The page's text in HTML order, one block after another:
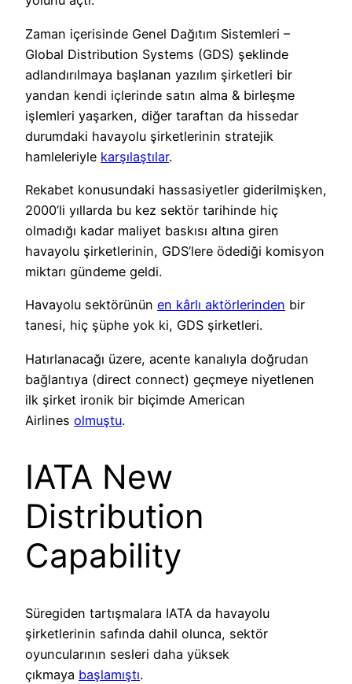
Zaman içerisinde Genel Dağıtım Sistemleri –
Global Distribution Systems (GDS) şeklinde
adlandırılmaya başlanan yazılım şirketleri bir
yandan kendi içlerinde satın alma & birleşme
işlemleri yaşarken, diğer taraftan da hissedar
durumdaki havayolu şirketlerinin stratejik
hamleleriyle karşılaştılar.
Rekabet konusundaki hassasiyetler giderilmişken,
2000’li yıllarda bu kez sektör tarihinde hiç
olmadığı kadar maliyet baskısı altına giren
havayolu şirketlerinin, GDS’lere ödediği komisyon
miktarı gündeme geldi.
Havayolu sektörünün en kârlı aktörlerinden bir
tanesi, hiç şüphe yok ki, GDS şirketleri.
Hatırlanacağı üzere, acente kanalıyla doğrudan
bağlantıya (direct connect) geçmeye niyetlenen
ilk şirket ironik bir biçimde American
Airlines olmuştu.
IATA New
Distribution
Capability
Süregiden tartışmalara IATA da havayolu
şirketlerinin safında dahil olunca, sektör
oyuncularının sesleri daha yüksek
çıkmaya başlamıştı.